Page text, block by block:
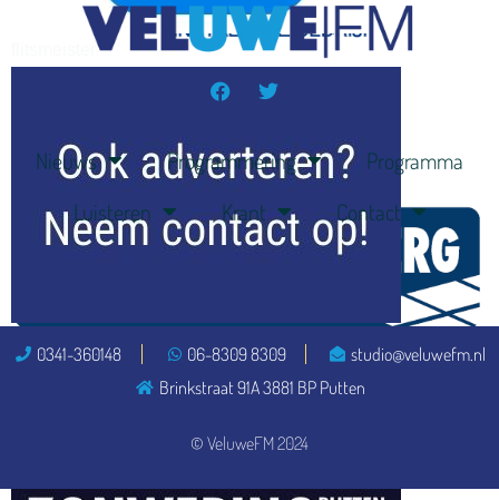
Nieuws Programmering
Programma
Luisteren
Krant Contact
© VeluweFM 2024
0341-360148 06-8309 8309
studio@veluwefm.nl
Brinkstraat 91A 3881 BP Putten